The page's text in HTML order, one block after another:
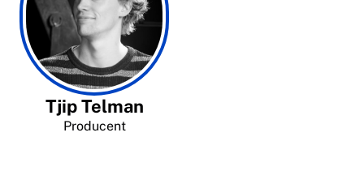
Tjip Telman
Producent